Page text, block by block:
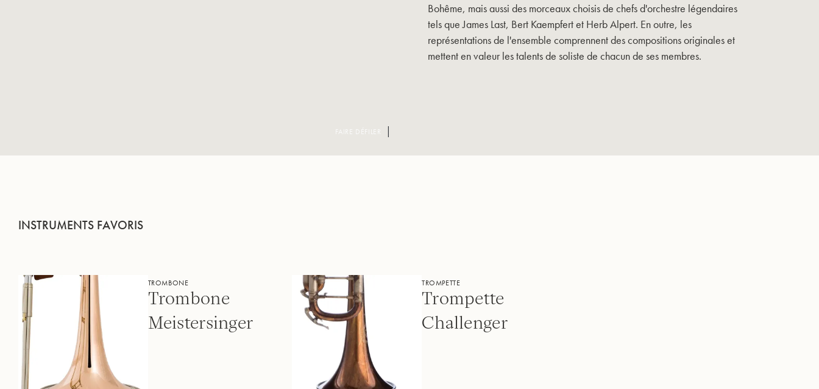
FAIRE DÉFILER
Bohême, mais aussi des morceaux choisis de chefs d'orchestre légendaires
tels que James Last, Bert Kaempfert et Herb Alpert. En outre, les
représentations de l'ensemble comprennent des compositions originales et
mettent en valeur les talents de soliste de chacun de ses membres.
INSTRUMENTS FAVORIS
TROMBONE
Trombone
Meistersinger
TROMPETTE
Trompette
Challenger